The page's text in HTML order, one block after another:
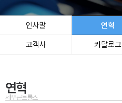
인사말 연혁
고객사 카달로그
연혁
세우콘트롤스